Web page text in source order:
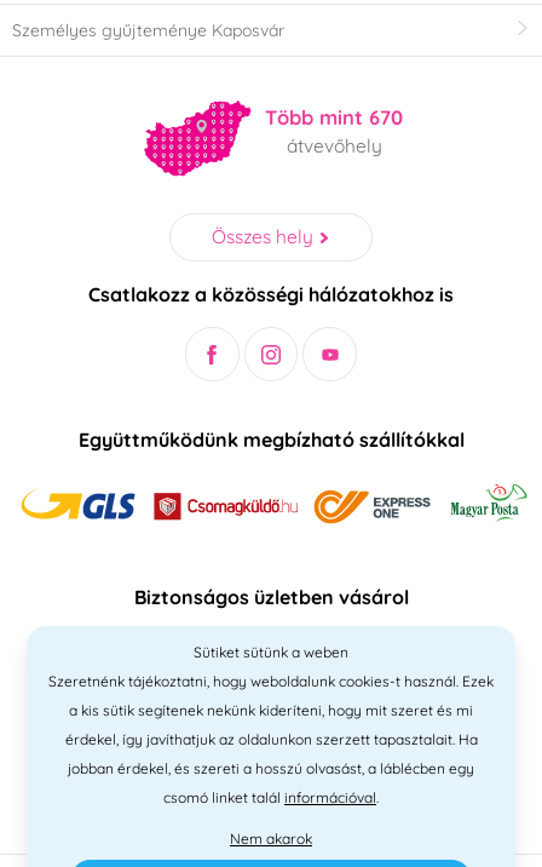
Személyes gyűjteménye Kaposvár
Több mint 670
átvevőhely
Összes hely
Csatlakozz a közösségi hálózatokhoz is
Együttműködünk megbízható szállítókkal
Biztonságos üzletben vásárol
Sütiket sütünk a weben
Szeretnénk tájékoztatni, hogy weboldalunk cookies-t használ. Ezek
a kis sütik segítenek nekünk kideríteni, hogy mit szeret és mi
érdekel, így javíthatjuk az oldalunkon szerzett tapasztalait. Ha
jobban érdekel, és szereti a hosszú olvasást, a láblécben egy
csomó linket talál információval.
Nem akarok